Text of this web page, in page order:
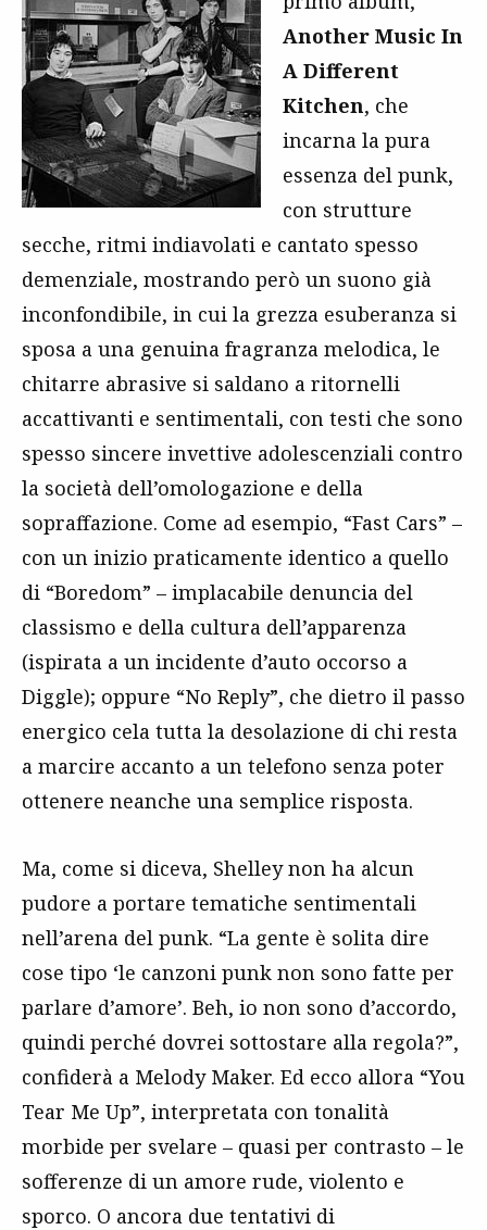
Another Music In
A Different
Kitchen, che
incarna la pura
essenza del punk,
con strutture
secche, ritmi indiavolati e cantato spesso
demenziale, mostrando però un suono già
inconfondibile, in cui la grezza esuberanza si
sposa a una genuina fragranza melodica, le
chitarre abrasive si saldano a ritornelli
accattivanti e sentimentali, con testi che sono
spesso sincere invettive adolescenziali contro
la società dell’omologazione e della
sopraffazione. Come ad esempio, “Fast Cars” –
con un inizio praticamente identico a quello
di “Boredom” – implacabile denuncia del
classismo e della cultura dell’apparenza
(ispirata a un incidente d’auto occorso a
Diggle); oppure “No Reply”, che dietro il passo
energico cela tutta la desolazione di chi resta
a marcire accanto a un telefono senza poter
ottenere neanche una semplice risposta.
Ma, come si diceva, Shelley non ha alcun
pudore a portare tematiche sentimentali
nell’arena del punk. “La gente è solita dire
cose tipo ‘le canzoni punk non sono fatte per
parlare d’amore’. Beh, io non sono d’accordo,
quindi perché dovrei sottostare alla regola?”,
confiderà a Melody Maker. Ed ecco allora “You
Tear Me Up”, interpretata con tonalità
morbide per svelare – quasi per contrasto – le
sofferenze di un amore rude, violento e
sporco. O ancora due tentativi di